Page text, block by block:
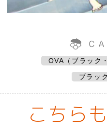
OVA（ブラック
ブラッ
こちら